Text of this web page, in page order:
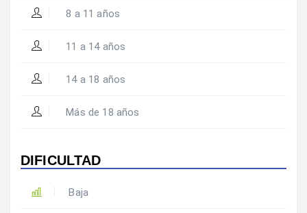
8 a 11 años
11 a 14 años
14 a 18 años
Más de 18 años
DIFICULTAD
Baja